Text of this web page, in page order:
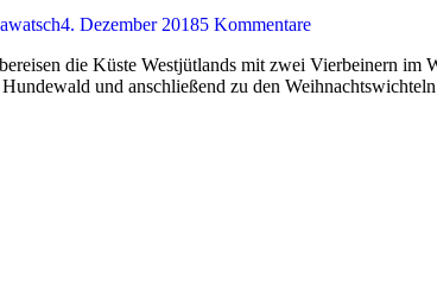
4. Dezember 20185 Kommentare
die Küste Westjütlands mit zwei Vierbeinern
und anschließend zu den